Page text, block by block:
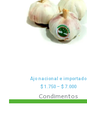
Ajo nacional e importado
$1.750– $7.000
Condimentos